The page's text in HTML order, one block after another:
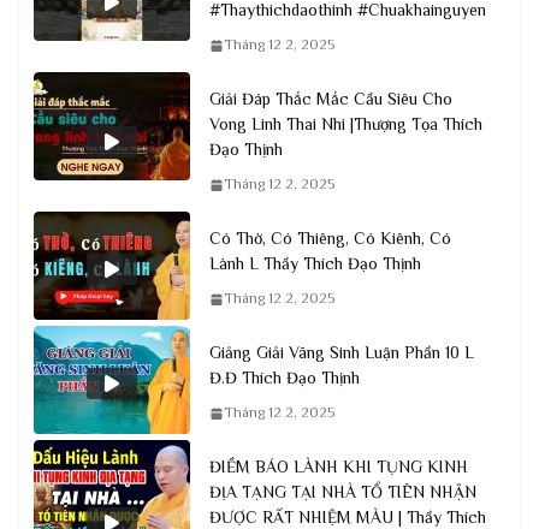
#Thaythichdaothinh #Chuakhainguyen
Tháng 12 2, 2025
Giải Đáp Thắc Mắc Cầu Siêu Cho
Vong Linh Thai Nhi |Thượng Tọa Thích
Đạo Thịnh
Tháng 12 2, 2025
Có Thờ, Có Thiêng, Có Kiênh, Có
Lành L Thầy Thích Đạo Thịnh
Tháng 12 2, 2025
Giảng Giải Vãng Sinh Luận Phần 10 L
Đ.Đ Thích Đạo Thịnh
Tháng 12 2, 2025
ĐIỀM BÁO LÀNH KHI TỤNG KINH
ĐỊA TẠNG TẠI NHÀ TỔ TIÊN NHẬN
ĐƯỢC RẤT NHIỆM MÀU | Thầy Thích